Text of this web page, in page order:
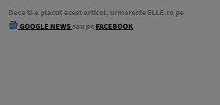
Daca ti-a placut acest articol, urmareste ELLE.ro pe
GOOGLE NEWS sau pe FACEBOOK